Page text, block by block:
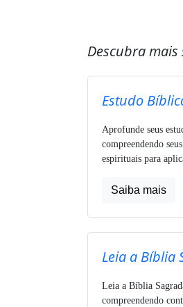
Descubra
Estudo
Aprofunde seus
compreendendo
espirituais para
Saiba mais
Leia a Bíblia
Leia a Bíblia
compreendendo